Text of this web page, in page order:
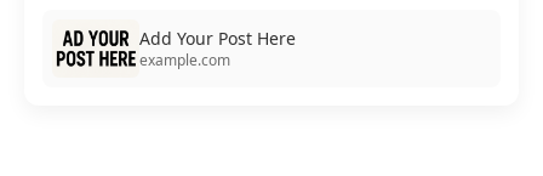
Add Your Post Here
example.com